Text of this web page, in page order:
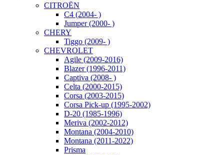
CITROËN
C4 (2004- )
Jumper (2000- )
CHERY
Tiggo (2009- )
CHEVROLET
Agile (2009-2016)
Blazer (1996-2011)
Captiva (2008- )
Celta (2000-2015)
Corsa (2003-2015)
Corsa Pick-up (1995-2002)
D-20 (1985-1996)
Meriva (2002-2012)
Montana (2004-2010)
Montana (2011-2022)
Prisma